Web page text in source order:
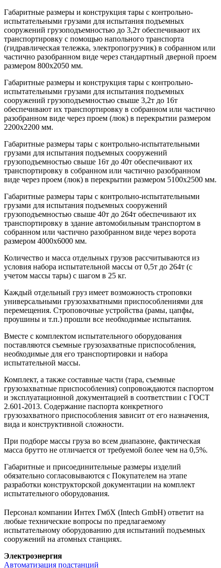
Габаритные размеры и конструкция тары с контрольно-
испытательными грузами для испытания подъемных
сооружений грузоподъемностью до 3,2т обеспечивают их
транспортировку с помощью напольного транспорта
(гидравлическая тележка, электропогрузчик) в собранном или
частично разобранном виде через стандартный дверной проем
размером 800х2050 мм.
Габаритные размеры и конструкция тары с контрольно-
испытательными грузами для испытания подъемных
сооружений грузоподъемностью свыше 3,2т до 16т
обеспечивают их транспортировку в собранном или частично
разобранном виде через проем (люк) в перекрытии размером
2200х2200 мм.
Габаритные размеры тары с контрольно-испытательными
грузами для испытания подъемных сооружений
грузоподъемностью свыше 16т до 40т обеспечивают их
транспортировку в собранном или частично разобранном
виде через проем (люк) в перекрытии размером 5100х2500 мм.
Габаритные размеры тары с контрольно-испытательными
грузами для испытания подъемных сооружений
грузоподъемностью свыше 40т до 264т обеспечивают их
транспортировку в здание автомобильным транспортом в
собранном или частично разобранном виде через ворота
размером 4000х6000 мм.
Количество и масса отдельных грузов рассчитываются из
условия набора испытательной массы от 0,5т до 264т (с
учетом массы тары) с шагом в 25 кг.
Каждый отдельный груз имеет возможность строповки
универсальными грузозахватными приспособлениями для
перемещения. Строповочные устройства (рамы, цапфы,
проушины и т.п.) прошли все необходимые испытания.
Вместе с комплектом испытательного оборудования
поставляются съемные грузозахватные приспособления,
необходимые для его транспортировки и набора
испытательной массы.
Комплект, а также составные части (тара, съемные
грузозахватные приспособления) сопровождаются паспортом
и эксплуатационной документацией в соответствии с ГОСТ
2.601-2013. Содержание паспорта конкретного
грузозахватного приспособления зависит от его назначения,
вида и конструктивной сложности.
При подборе массы груза во всем диапазоне, фактическая
масса брутто не отличается от требуемой более чем на 0,5%.
Габаритные и присоединительные размеры изделий
обязательно согласовываются с Покупателем на этапе
разработки конструкторской документации на комплект
испытательного оборудования.
Персонал компании Интех ГмбХ (Intech GmbH) ответит на
любые технические вопросы по предлагаемому
испытательному оборудованию для испытаний подъемных
сооружений на атомных станциях.
Электроэнергия
Автоматизация подстанций